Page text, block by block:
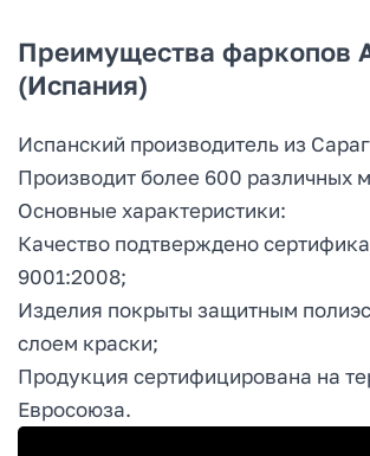
Преимущества фаркопов
(Испания)
Испанский производитель из
Производит более 600 различных
Основные характеристики:
Качество подтверждено
9001:2008;
Изделия покрыты защитным
слоем краски;
Продукция сертифицирована на
Евросоюза.